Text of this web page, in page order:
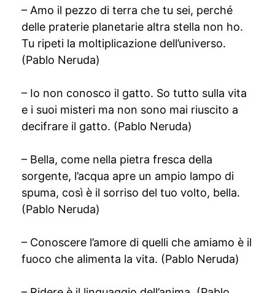
– Amo il pezzo di terra che tu sei, perché
delle praterie planetarie altra stella non ho.
Tu ripeti la moltiplicazione dell’universo.
(Pablo Neruda)
– Io non conosco il gatto. So tutto sulla vita
e i suoi misteri ma non sono mai riuscito a
decifrare il gatto. (Pablo Neruda)
– Bella, come nella pietra fresca della
sorgente, l’acqua apre un ampio lampo di
spuma, così è il sorriso del tuo volto, bella.
(Pablo Neruda)
– Conoscere l’amore di quelli che amiamo è il
fuoco che alimenta la vita. (Pablo Neruda)